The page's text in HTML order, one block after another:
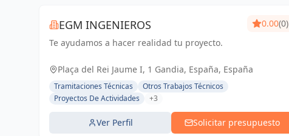
EGM INGENIEROS
Te ayudamos a hacer realidad tu proyecto.
0.00(0)
Plaça del Rei Jaume I, 1 Gandia, España, España
Tramitaciones Técnicas
Otros Trabajos Técnicos
Proyectos De Actividades
+3
Ver Perfil Solicitar presupuesto